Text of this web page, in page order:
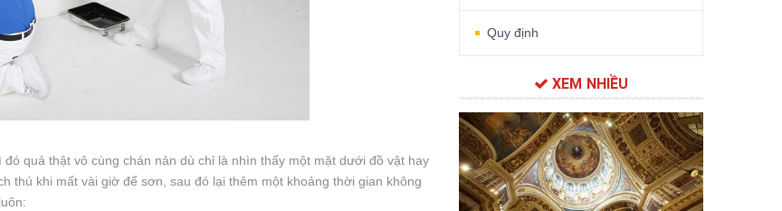
quả thật vô cùng chán nản dù chỉ là nhìn thấy một mặt dưới đồ vật hay
thú khi mất vài giờ để sơn, sau đó lại thêm một khoảng thời gian không
Quy định
XEM NHIỀU